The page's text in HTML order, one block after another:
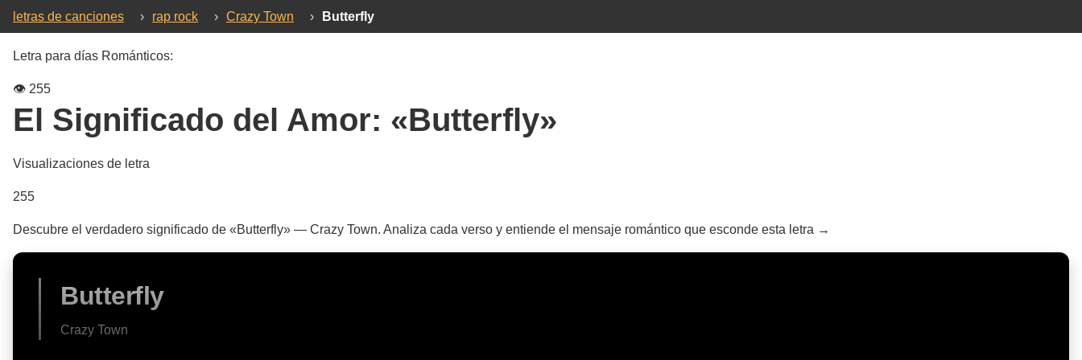
letras de canciones › rap rock › Crazy Town › Butterfly
Letra para días Románticos:
👁️ 255
El Significado del Amor: «Butterfly»
Visualizaciones de letra
255
Descubre el verdadero significado de «Butterfly» — Crazy Town. Analiza cada verso y entiende el mensaje romántico que esconde esta letra →
Butterfly
Crazy Town